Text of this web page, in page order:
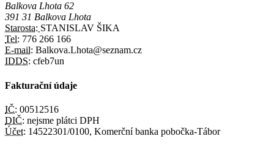
Balkova Lhota 62
391 31 Balkova Lhota
Starosta: STANISLAV ŠIKA
Tel: 776 266 166
E-mail: Balkova.Lhota@seznam.cz
IDDS: cfeb7un
Fakturační údaje
IČ: 00512516
DIČ: nejsme plátci DPH
Účet: 14522301/0100, Komerční banka pobočka-Tábor